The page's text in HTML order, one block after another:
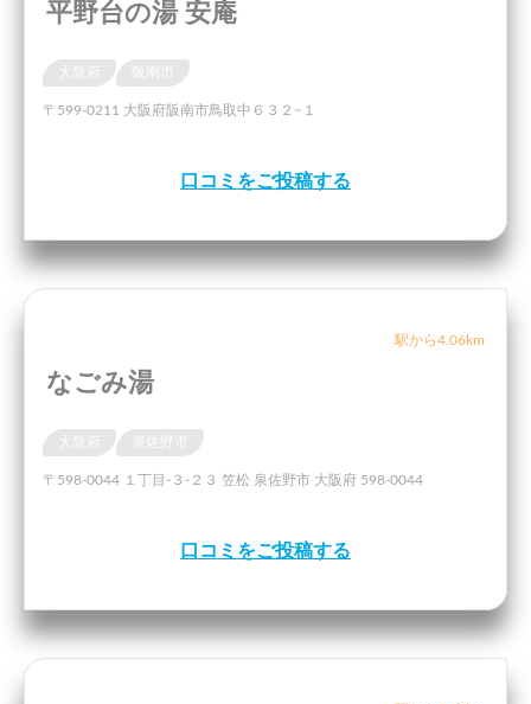
平野台の湯 安庵
〒599-0211 大阪府阪南市鳥取中６３２−１
口コミをご投稿する
駅から4.06km
なごみ湯
〒598-0044 １丁目-３-２３ 笠松 泉佐野市 大阪府 598-0044
口コミをご投稿する